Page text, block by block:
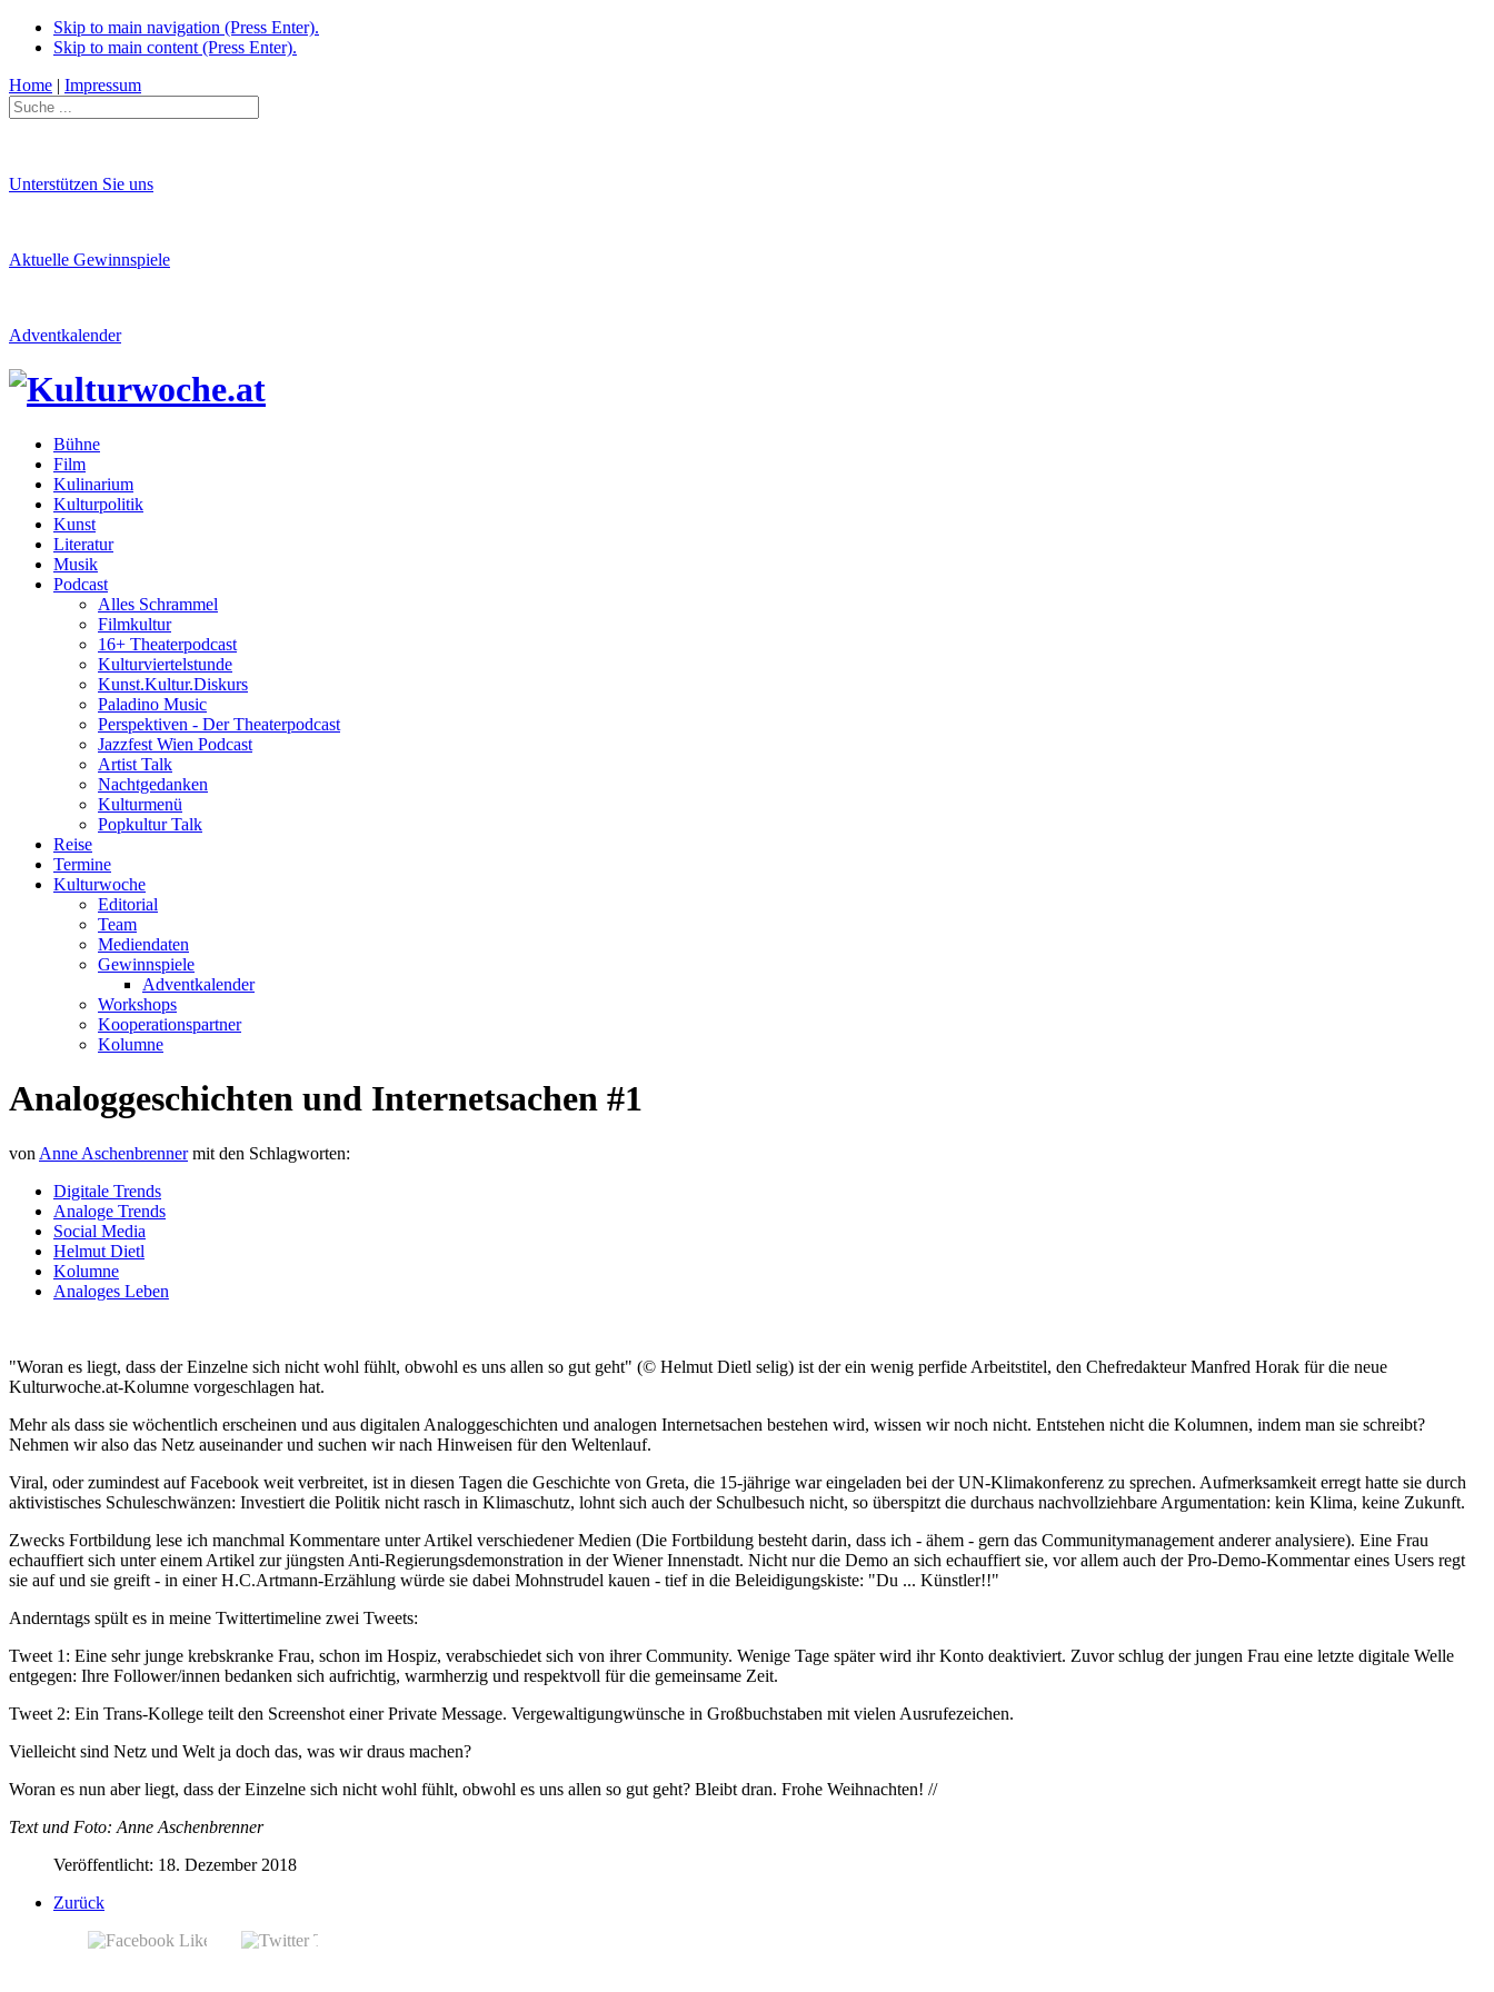
Skip to main navigation (Press Enter).
Skip to main content (Press Enter).
Home | Impressum
Unterstützen Sie uns
Aktuelle Gewinnspiele
Adventkalender
Bühne
Film
Kulinarium
Kulturpolitik
Kunst
Literatur
Musik
Podcast
Alles Schrammel
Filmkultur
16+ Theaterpodcast
Kulturviertelstunde
Kunst.Kultur.Diskurs
Paladino Music
Perspektiven - Der Theaterpodcast
Jazzfest Wien Podcast
Artist Talk
Nachtgedanken
Kulturmenü
Popkultur Talk
Reise
Termine
Kulturwoche
Editorial
Team
Mediendaten
Gewinnspiele
Adventkalender
Workshops
Kooperationspartner
Kolumne
Analoggeschichten und Internetsachen #1
von Anne Aschenbrenner mit den Schlagworten:
Digitale Trends
Analoge Trends
Social Media
Helmut Dietl
Kolumne
Analoges Leben
"Woran es liegt, dass der Einzelne sich nicht wohl fühlt, obwohl es uns allen so gut geht" (© Helmut Dietl selig) ist der ein wenig perfide Arbeitstitel, den Chefredakteur Manfred Horak für die neue
Kulturwoche.at-Kolumne vorgeschlagen hat.
Mehr als dass sie wöchentlich erscheinen und aus digitalen Analoggeschichten und analogen Internetsachen bestehen wird, wissen wir noch nicht. Entstehen nicht die Kolumnen, indem man sie schreibt?
Nehmen wir also das Netz auseinander und suchen wir nach Hinweisen für den Weltenlauf.
Viral, oder zumindest auf Facebook weit verbreitet, ist in diesen Tagen die Geschichte von Greta, die 15-jährige war eingeladen bei der UN-Klimakonferenz zu sprechen. Aufmerksamkeit erregt hatte sie durch
aktivistisches Schuleschwänzen: Investiert die Politik nicht rasch in Klimaschutz, lohnt sich auch der Schulbesuch nicht, so überspitzt die durchaus nachvollziehbare Argumentation: kein Klima, keine Zukunft.
Zwecks Fortbildung lese ich manchmal Kommentare unter Artikel verschiedener Medien (Die Fortbildung besteht darin, dass ich - ähem - gern das Communitymanagement anderer analysiere). Eine Frau
echauffiert sich unter einem Artikel zur jüngsten Anti-Regierungsdemonstration in der Wiener Innenstadt. Nicht nur die Demo an sich echauffiert sie, vor allem auch der Pro-Demo-Kommentar eines Users regt
sie auf und sie greift - in einer H.C.Artmann-Erzählung würde sie dabei Mohnstrudel kauen - tief in die Beleidigungskiste: "Du ... Künstler!!"
Anderntags spült es in meine Twittertimeline zwei Tweets:
Tweet 1: Eine sehr junge krebskranke Frau, schon im Hospiz, verabschiedet sich von ihrer Community. Wenige Tage später wird ihr Konto deaktiviert. Zuvor schlug der jungen Frau eine letzte digitale Welle
entgegen: Ihre Follower/innen bedanken sich aufrichtig, warmherzig und respektvoll für die gemeinsame Zeit.
Tweet 2: Ein Trans-Kollege teilt den Screenshot einer Private Message. Vergewaltigungwünsche in Großbuchstaben mit vielen Ausrufezeichen.
Vielleicht sind Netz und Welt ja doch das, was wir draus machen?
Woran es nun aber liegt, dass der Einzelne sich nicht wohl fühlt, obwohl es uns allen so gut geht? Bleibt dran. Frohe Weihnachten! //
Text und Foto: Anne Aschenbrenner
Veröffentlicht: 18. Dezember 2018
Zurück